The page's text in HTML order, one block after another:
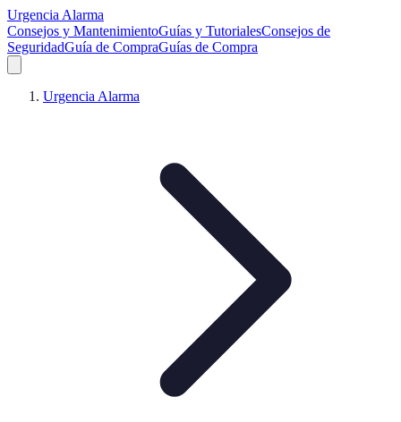
Urgencia Alarma
Consejos y MantenimientoGuías y TutorialesConsejos de
SeguridadGuía de CompraGuías de Compra
Urgencia Alarma